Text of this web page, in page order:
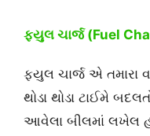
ફયુલ ચાર્જ (Fuel
ફ્યુલ ચાર્જ એ તમારા
થોડા થોડા ટાઈમે
આવેલા બીલમાં લખેલ